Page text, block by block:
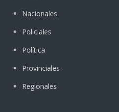
Nacionales
Policiales
Política
Provinciales
Regionales